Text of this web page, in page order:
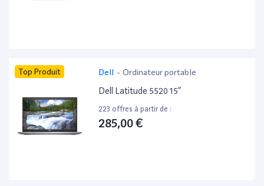
Top Produit Dell - Ordinateur portable
Dell Latitude 5520 15”
223 offres à partir de :
285,00 €